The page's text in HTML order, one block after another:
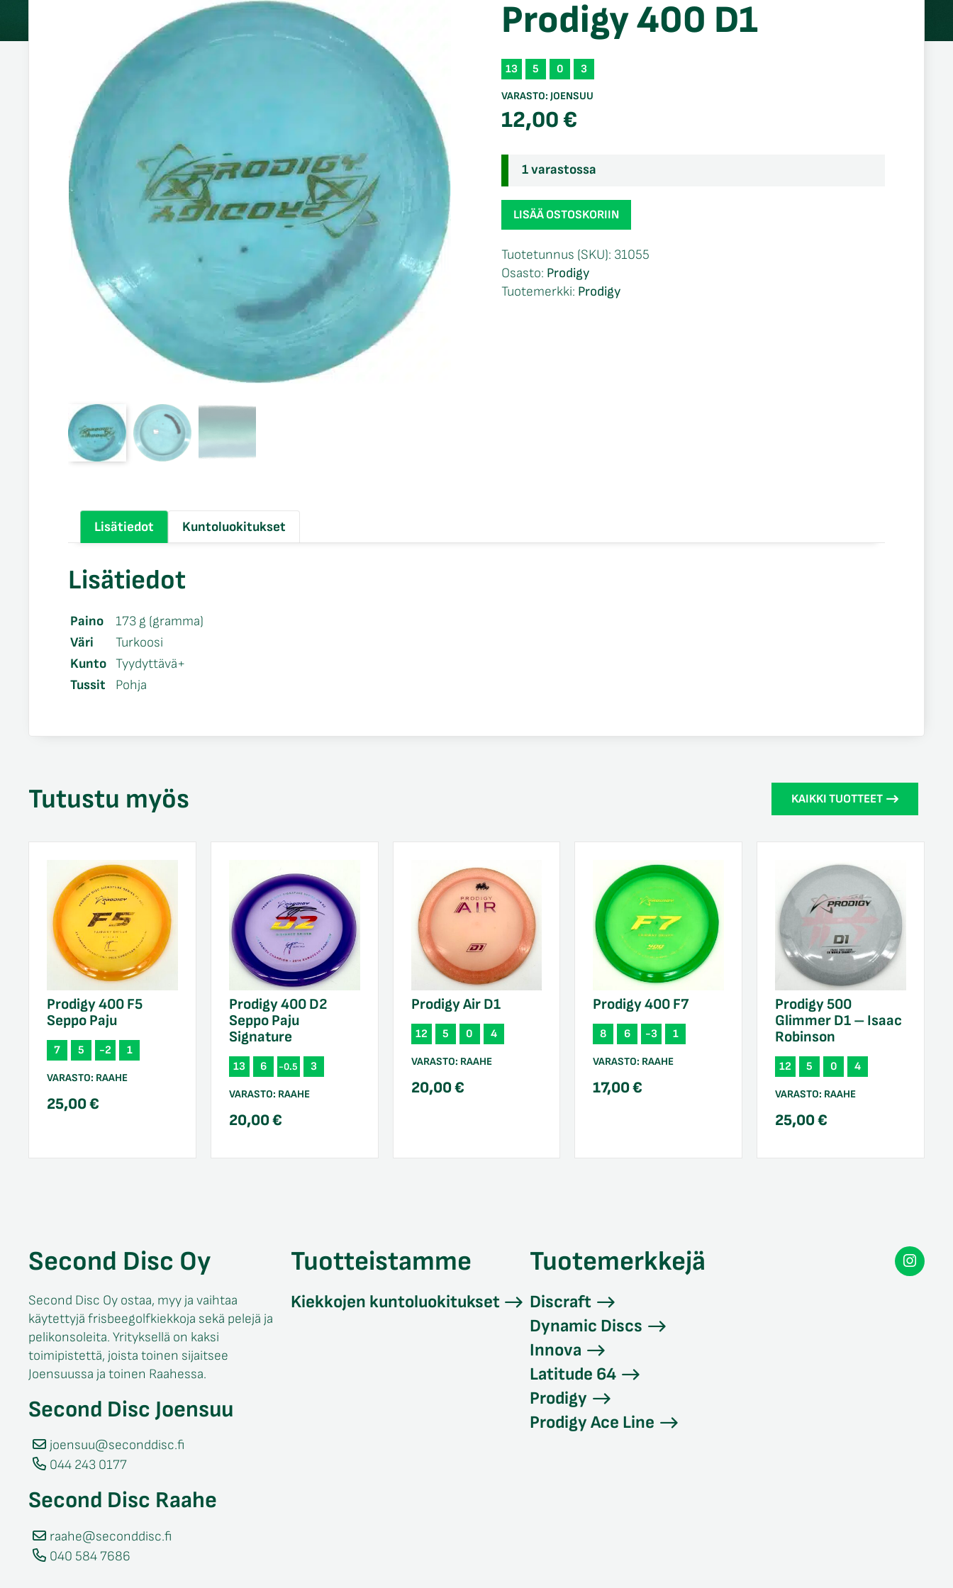
Prodigy 400 D1
13 5 0 3
VARASTO: JOENSUU
12,00€
1 varastossa
Prodigy
400
määrä
LISÄÄ OSTOSKORIIN
Tuotetunnus (SKU): 31055
Osasto: Prodigy
Tuotemerkki: Prodigy
Lisätiedot Kuntoluokitukset
Lisätiedot
Paino
173 g (gramma)
Väri
Turkoosi
Kunto
Tyydyttävä+
Tussit
Pohja
Tutustu myös KAIKKI TUOTTEET
Prodigy 400 F5
Seppo Paju
7 5 -2 1
VARASTO: RAAHE
25,00€
Prodigy 400 D2
Seppo Paju
Signature
13 6 -0.5 3
VARASTO: RAAHE
20,00€
Prodigy Air D1
12 5 0 4
VARASTO: RAAHE
20,00€
Prodigy 400 F7
8 6 -3 1
VARASTO: RAAHE
17,00€
Prodigy 500
Glimmer D1 – Isaac
Robinson
12 5 0 4
VARASTO: RAAHE
25,00€
Second Disc Oy
Second Disc Oy ostaa, myy ja vaihtaa
käytettyjä frisbeegolfkiekkoja sekä pelejä ja
pelikonsoleita. Yrityksellä on kaksi
toimipistettä, joista toinen sijaitsee
Joensuussa ja toinen Raahessa.
Second Disc Joensuu
joensuu@seconddisc.fi
044 243 0177
Second Disc Raahe
raahe@seconddisc.fi
040 584 7686
Tuotteistamme
Kiekkojen kuntoluokitukset
Tuotemerkkejä
Discraft
Dynamic Discs
Innova
Latitude 64
Prodigy
Prodigy Ace Line